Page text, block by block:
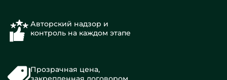
Авторский надзор и
контроль на каждом этапе
Прозрачная цена,